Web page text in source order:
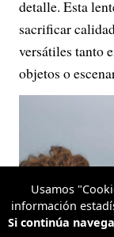
detalle. Esta
sacrificar
versátiles tanto
objetos o
Usamos
información
Si continúa